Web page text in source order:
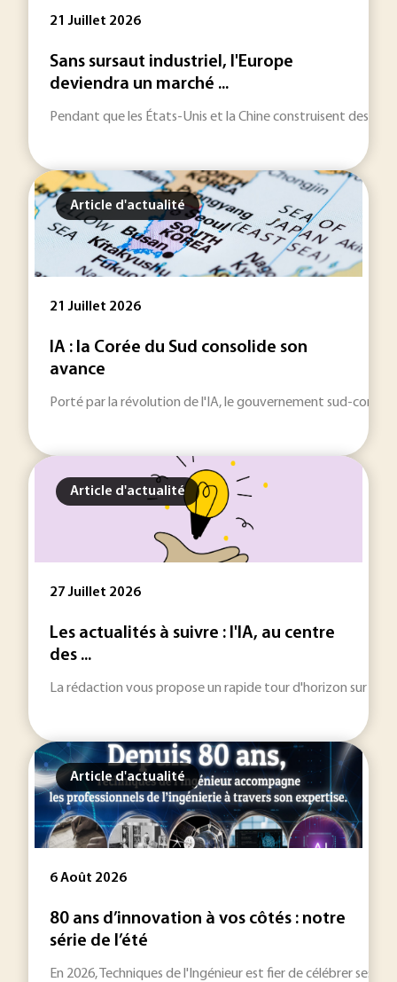
21 Juillet 2026
Sans sursaut industriel, l'Europe
deviendra un marché ...
Pendant que les États-Unis et la Chine construisent des
Article d'actualité
21 Juillet 2026
IA : la Corée du Sud consolide son
avance
Porté par la révolution de l'IA, le gouvernement sud-
Article d'actualité
27 Juillet 2026
Les actualités à suivre : l'IA, au centre
des ...
La rédaction vous propose un rapide tour d'horizon sur les
Article d'actualité
6 Août 2026
80 ans d’innovation à vos côtés : notre
série de l’été
En 2026, Techniques de l'Ingénieur est fier de célébrer ses